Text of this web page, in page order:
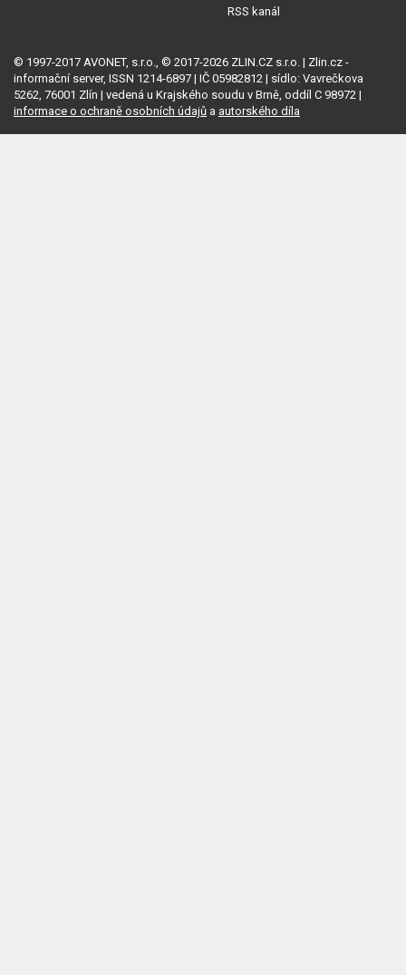
RSS kanál
© 1997-2017 AVONET, s.r.o., © 2017-2026 ZLIN.CZ s.r.o. | Zlin.cz -
informační server, ISSN 1214-6897 | IČ 05982812 | sídlo: Vavrečkova
5262, 76001 Zlín | vedená u Krajského soudu v Brně, oddíl C 98972 |
informace o ochraně osobních údajů a autorského díla